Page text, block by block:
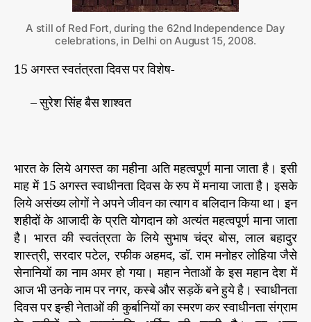
r
ओं
के
म
ते
जा
र
हे
रा
ष्ट्री
य
प
र्व
A still of Red Fort, during the 62nd Independence Day
celebrations, in Delhi on August 15, 2008.
15 अगस्त स्वतंत्रता दिवस पर विशेष-
– सुरेश सिंह बैस शाश्वत
भारत के लिये अगस्त का महीना अति महत्वपूर्ण माना जाता है। इसी
माह में 15 अगस्त स्वाधीनता दिवस के रुप में मनाया जाता है। इसके
लिये असंख्य लोगों ने अपने जीवन का त्याग व बलिदान किया था। इन
शहीदों के आजादी के प्रति योगदान को अत्यंत महत्वपूर्ण माना जाता
है। भारत की स्वतंत्रता के लिये सुभाष चंद्र बोस, लाल बहादुर
शास्त्री, सरदार पटेल, रफीक अहमद, डॉ. राम मनोहर लोहिया जैसे
सेनानियों का नाम अमर हो गया। महान नेताओं के इस महान देश में
आज भी उनके नाम पर नगर, कस्बे और सड़कें बने हुये है। स्वाधीनता
दिवस पर इन्ही नेताओं की कुर्बानियों का स्मरण कर स्वाधीनता संग्राम